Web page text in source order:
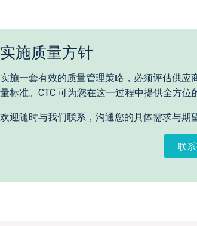
实施质量方针
实施一套有效的质量管理策略，必须评估供
量标准。CTC 可为您在这一过程中提供全方位
欢迎随时与我们联系，沟通您的具体需求与期望
联